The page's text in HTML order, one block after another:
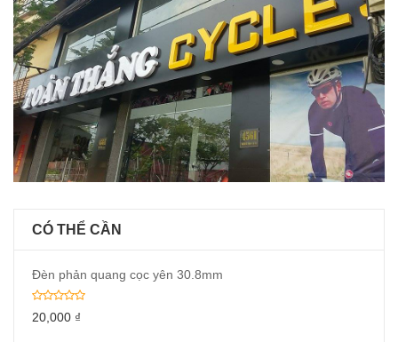
CÓ THỂ CẦN
Đèn phản quang cọc yên 30.8mm
20,000 ₫